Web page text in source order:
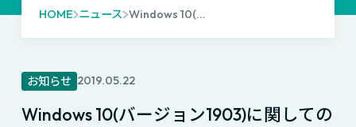
HOME ニュース Windows 10(...
お知らせ 2019.05.22
Windows 10(バージョン1903)に関しての